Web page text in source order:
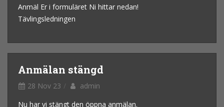
Anmäl Er i formuläret Ni hittar nedan!
Tävlingsledningen
Anmälan stängd
28 Nov 23
admin
Nu har vi stängt den öppna anmälan.